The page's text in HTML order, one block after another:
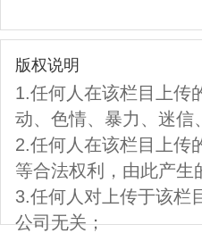
版权说明
1.任何人在该栏目上传
动、色情、暴力、迷信
2.任何人在该栏目上传
等合法权利，由此产
3.任何人对上传于该栏
公司无关；